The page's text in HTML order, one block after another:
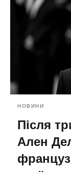
НОВИНИ
Після
Ален